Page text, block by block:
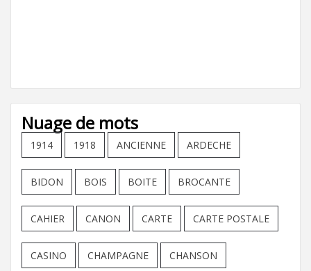
Nuage de mots
1914 1918 ANCIENNE ARDECHE
BIDON BOIS BOITE BROCANTE
CAHIER CANON CARTE CARTE POSTALE
CASINO CHAMPAGNE CHANSON